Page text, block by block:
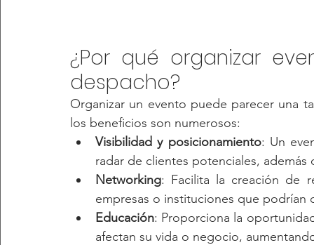
¿Por qué organizar
despacho?
Organizar un evento puede parecer una
los beneficios son numerosos:
Visibilidad y posicionamiento: Un
radar de clientes potenciales,
Networking: Facilita la creación de
empresas o instituciones que podrían
Educación: Proporciona la
afectan su vida o negocio,